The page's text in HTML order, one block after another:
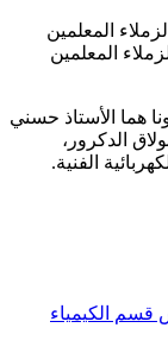
المعلمين
المعلمين
هما الأستاذ حسني
الدكرور،
الفنية.
رئيس قسم الكيمياء